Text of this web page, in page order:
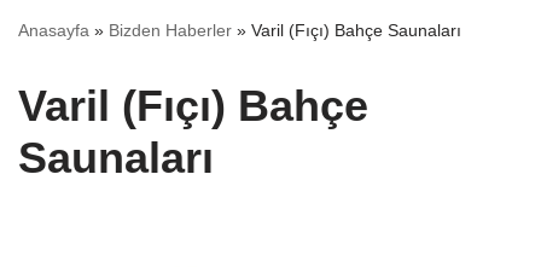
Anasayfa » Bizden Haberler » Varil (Fıçı) Bahçe Saunaları
Varil (Fıçı) Bahçe
Saunaları